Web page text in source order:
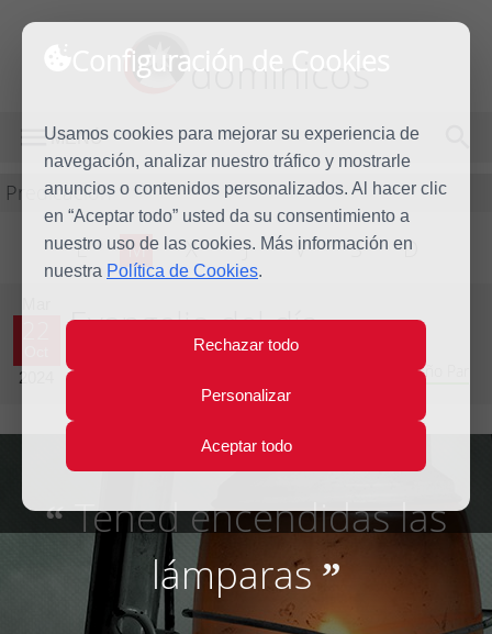
Configuración de Cookies
Usamos cookies para mejorar su experiencia de
navegación, analizar nuestro tráfico y mostrarle
anuncios o contenidos personalizados. Al hacer clic
en “Aceptar todo” usted da su consentimiento a
nuestro uso de las cookies. Más información en
nuestra Política de Cookies.
Rechazar todo
Personalizar
Aceptar todo
dominicos
MENÚ
Predicación
L M X J V S D
2024
Evangelio del día
Vigésimo novena semana del Tiempo Ordinario - Año Par
“Tened encendidas las
lámparas ”